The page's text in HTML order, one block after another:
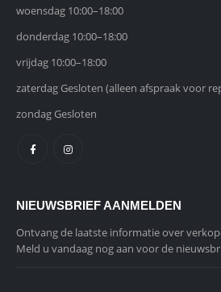
woensdag 10:00–18:00
donderdag 10:00–18:00
vrijdag 10:00–18:00
zaterdag Gesloten (alleen afspraak voor
zondag Gesloten
NIEUWSBRIEF AANMELDEN
Ontvang de laatste informatie over
Meld u vandaag nog aan voor de